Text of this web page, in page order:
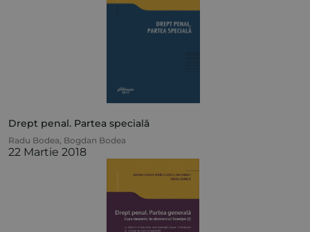
Drept penal. Partea specială
Radu Bodea, Bogdan Bodea
22 Martie 2018